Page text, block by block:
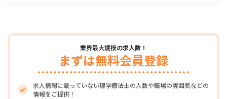
業界最大規模の求人数！
まずは無料会員登録
求人情報に載っていない理学療法士の人数や職場の雰囲気などの
情報をご提供！